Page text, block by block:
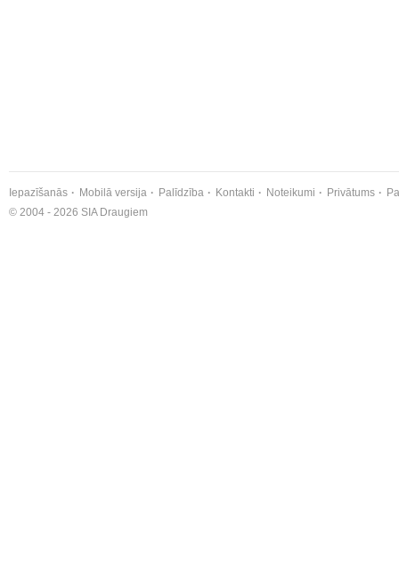
Iepazīšanās Mobilā versija Palīdzība Kontakti Noteikumi Privātums
© 2004 - 2026 SIA Draugiem